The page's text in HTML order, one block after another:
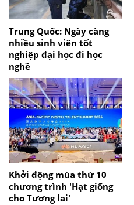
Trung Quốc: Ngày càng
nhiều sinh viên tốt
nghiệp đại học đi học
nghề
Khởi động mùa thứ 10
chương trình 'Hạt giống
cho Tương lai'